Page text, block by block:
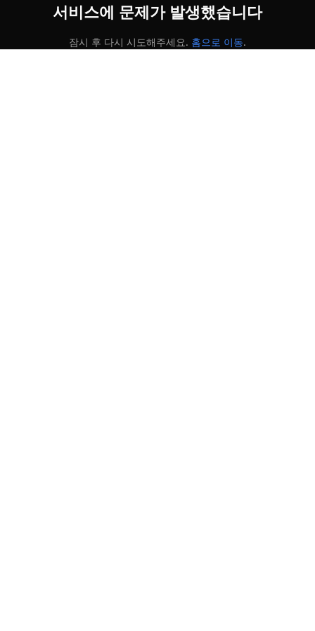
서비스에 문제가 발생했습니다
잠시 후 다시 시도해주세요. 홈으로 이동.